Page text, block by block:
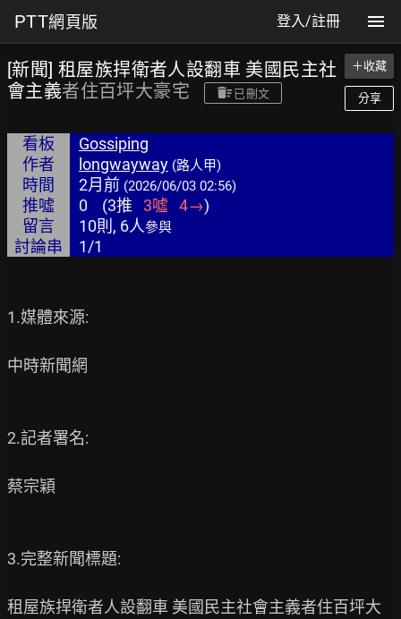
PTT網頁版 登入/註冊
[新聞] 租屋族捍衛者人設翻車 美國民主社
會主義者住百坪大豪宅 已刪文
＋收藏
分享
看板
Gossiping
作者
longwayway (路人甲)
時間 2月前 (2026/06/03 02:56)
推噓 0 (3推 3噓 4→)
留言
10則, 6人參與
討論串 1/1
1.媒體來源:
中時新聞網
2.記者署名:
蔡宗穎
3.完整新聞標題:
租屋族捍衛者人設翻車 美國民主社會主義者住百坪大